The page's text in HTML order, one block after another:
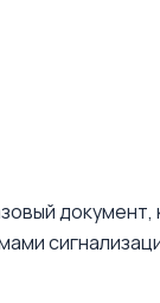
документ,